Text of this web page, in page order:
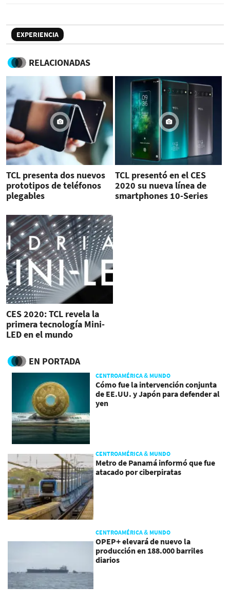
EXPERIENCIA
RELACIONADAS
TCL presenta dos nuevos
prototipos de teléfonos
plegables
TCL presentó en el CES
2020 su nueva línea de
smartphones 10-Series
CES 2020: TCL revela la
primera tecnología Mini-
LED en el mundo
EN PORTADA
CENTROAMÉRICA & MUNDO
Cómo fue la intervención conjunta
de EE.UU. y Japón para defender al
yen
CENTROAMÉRICA & MUNDO
Metro de Panamá informó que fue
atacado por ciberpiratas
CENTROAMÉRICA & MUNDO
OPEP+ elevará de nuevo la
producción en 188.000 barriles
diarios